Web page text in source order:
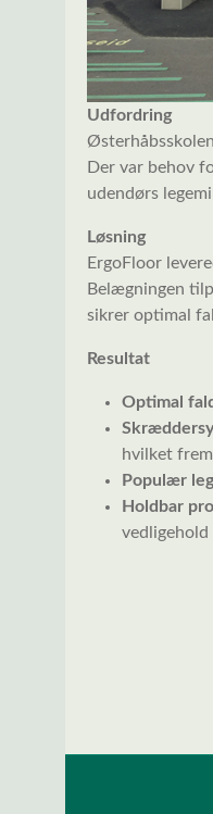
Udfordring
Der var behov
udendørs
Løsning
ErgoFloor
Belægningen
sikrer optimal
Resultat
Optimal
hvilket
Populær
Holdbar
vedligehold